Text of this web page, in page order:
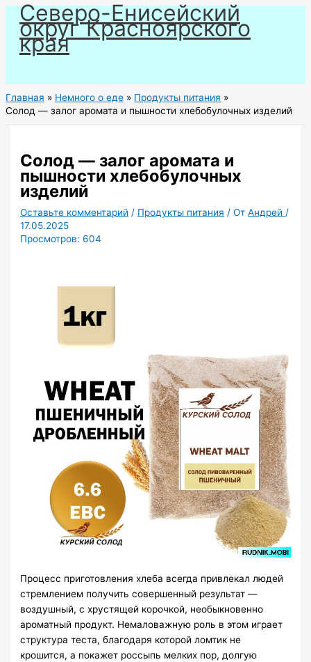
Перейти
содержимому
Северо-Енисейский
округ Красноярского
края
Главная Немного о еде
Продукты питания
Солод — залог аромата и пышности хлебобулочных изделий
Солод — залог аромата и
пышности хлебобулочных
изделий
Оставьте комментарий / Продукты питания / ОтАндрей /
17.05.2025
Просмотров: 604
Процесс приготовления хлеба всегда привлекал людей
стремлением получить совершенный результат —
воздушный, с хрустящей корочкой, необыкновенно
ароматный продукт. Немаловажную роль в этом играет
структура теста, благодаря которой ломтик не
крошится, а покажет россыпь мелких пор, долгую